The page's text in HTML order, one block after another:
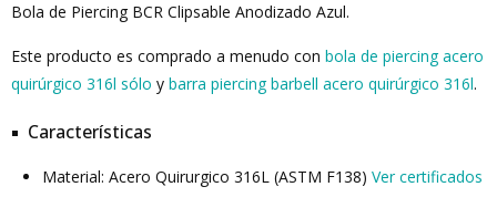
Bola de Piercing BCR Clipsable Anodizado Azul.
Este producto es comprado a menudo con bola de piercing acero
quirúrgico 316l sólo y barra piercing barbell acero quirúrgico 316l.
Características
Material: Acero Quirurgico 316L (ASTM F138) Ver certificados